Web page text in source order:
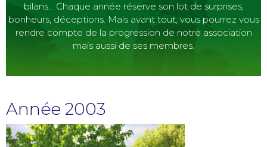
bilans… Chaque année réserve son lot de surprises,
bonheurs, déceptions. Mais avant tout, vous pourrez vous
rendre compte de la progression de notre association
mais aussi de ses membres.
Année 2003